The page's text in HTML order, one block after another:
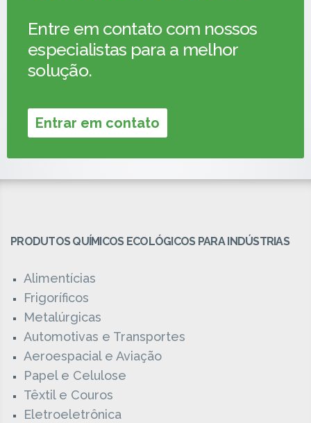
Entre em contato com nossos
especialistas para a melhor
solução.
Entrar em contato
PRODUTOS QUÍMICOS ECOLÓGICOS PARA INDÚSTRIAS
Alimentícias
Frigoríficos
Metalúrgicas
Automotivas e Transportes
Aeroespacial e Aviação
Papel e Celulose
Têxtil e Couros
Eletroeletrônica